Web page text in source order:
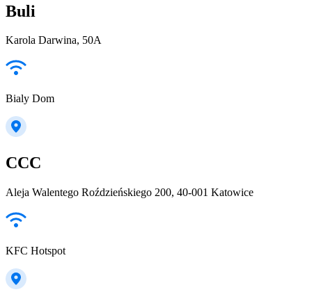
Buli
Karola Darwina, 50A
Bialy Dom
CCC
Aleja Walentego Roździeńskiego 200, 40-001 Katowice
KFC Hotspot